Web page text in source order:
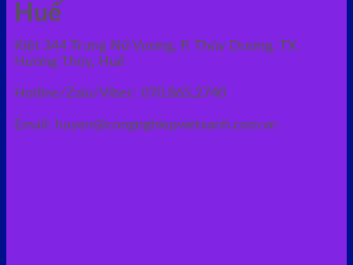
Huế
Kiệt 344 Trưng Nữ Vương, P. Thủy Dương, TX.
Hương Thủy, Huế
Hotline/Zalo/Viber: 070.865.2740
Email: huyen@congnghiepvietxanh.com.vn